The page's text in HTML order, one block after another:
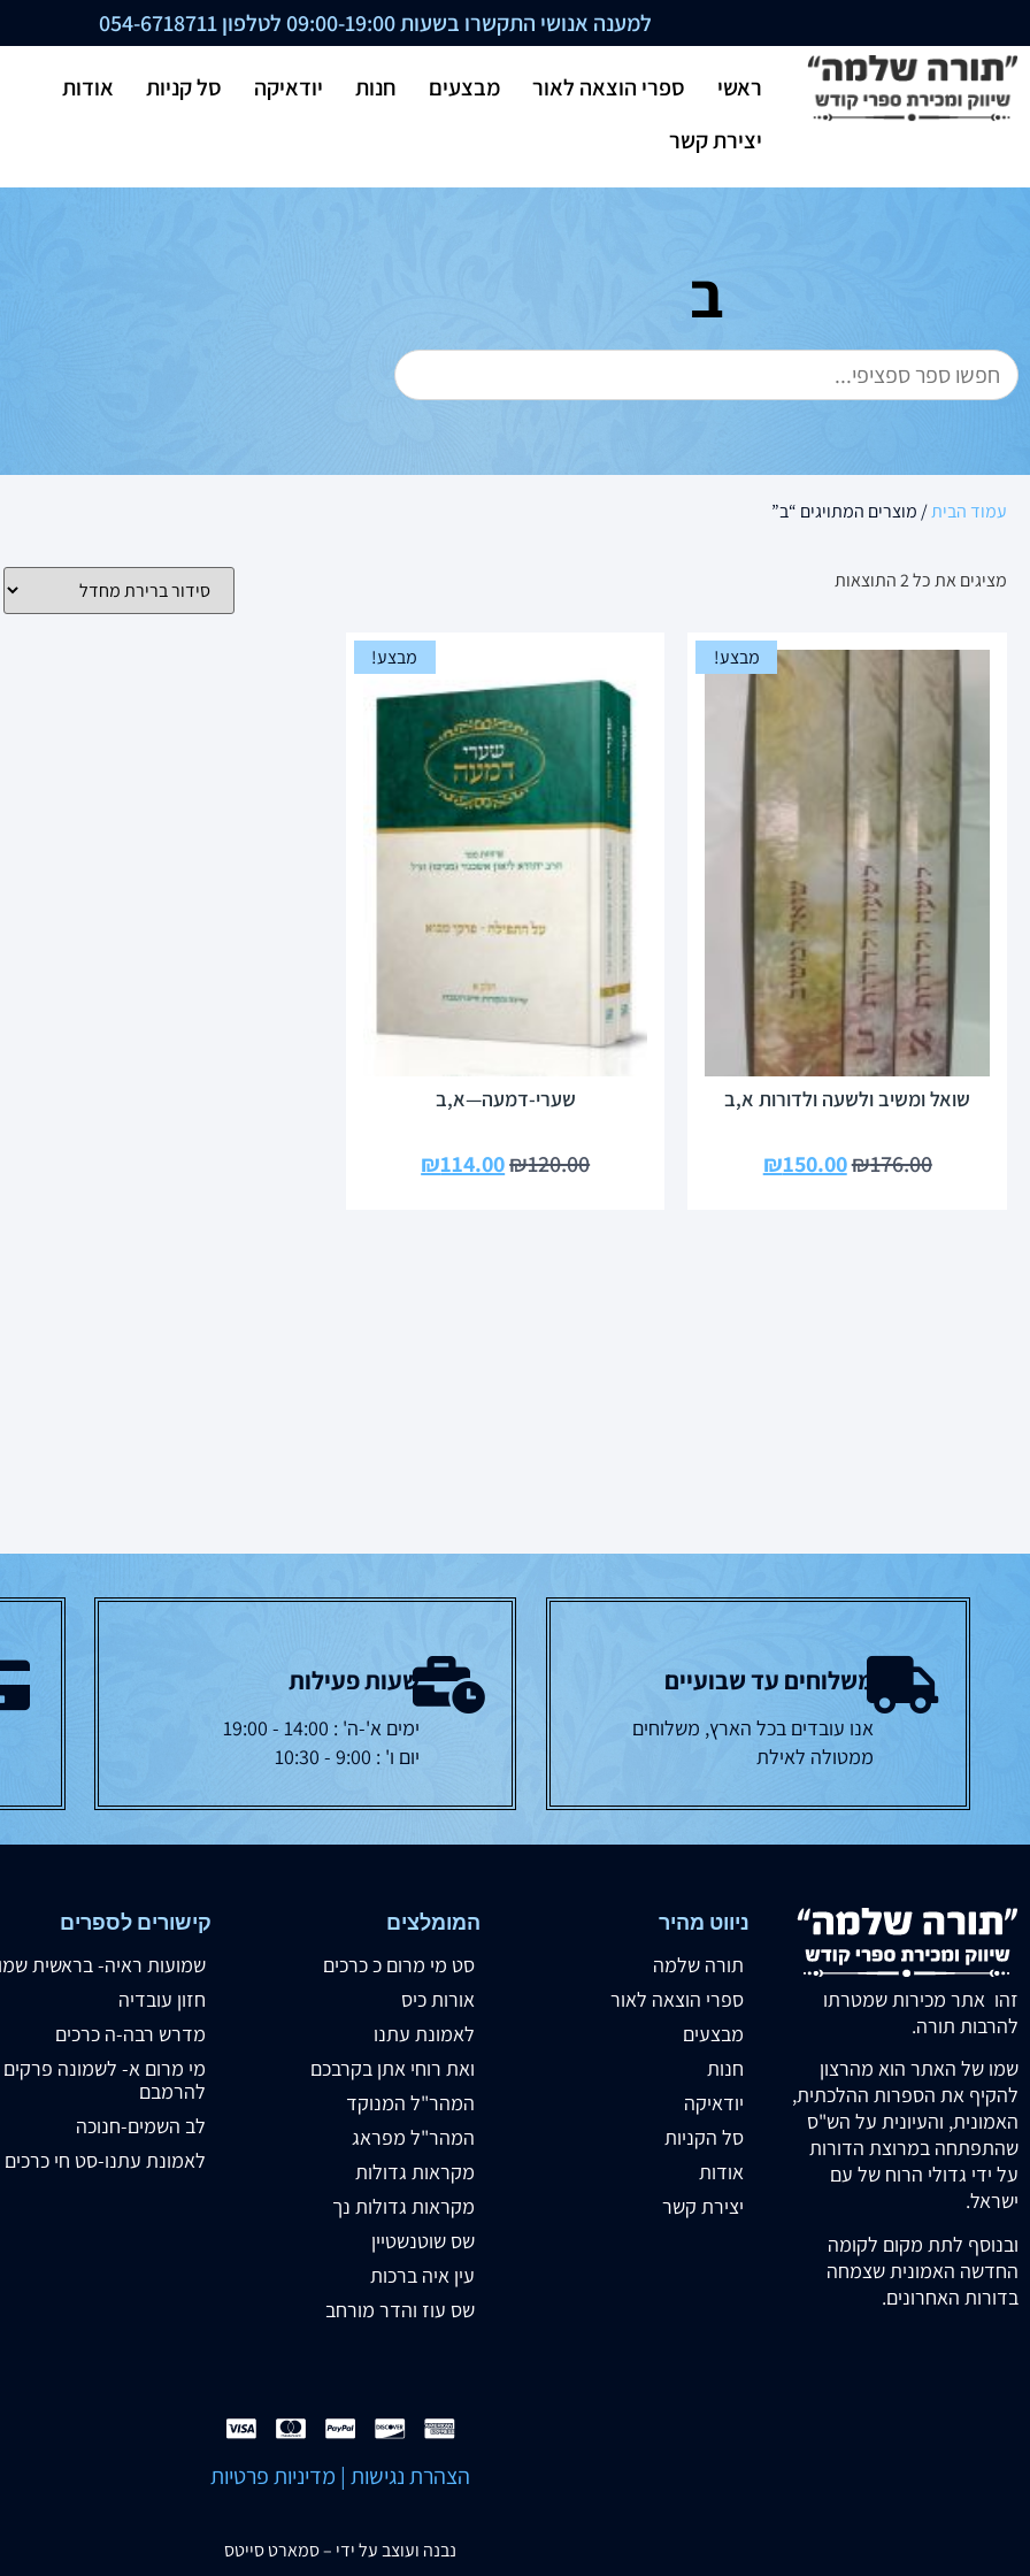
למענה אנושי התקשרו בשעות 09:00-19:00 לטלפון 054-6718711
ראשי ספרי הוצאה לאור מבצעים חנות יודאיקה סל קניות
אודות
יצירת קשר
ב
עמוד הבית/ מוצרים המתויגים “ב”
מציגים את כל ⁦2⁩ התוצאות
מבצע!
שואל ומשיב ולשעה ולדורות א,ב
₪176.00
₪150.00
מבצע!
שערי-דמעה—א,ב
₪120.00
₪114.00
משלוחים עד שבועיים
אנו עובדים בכל הארץ, משלוחים
ממטולה לאילת
שעות פעילות
ימים א'-ה' : 14:00 - 19:00
יום ו' : 9:00 - 10:30
זהו אתר מכירות שמטרתו
להרבות תורה.
שמו של האתר הוא מהרצון
להקיף את הספרות ההלכתית,
האמונית, והעיונית על הש"ס
שהתפתחה במרוצת הדורות
על ידי גדולי הרוח של עם
ישראל.
ובנוסף לתת מקום לקומה
החדשה האמונית שצמחה
בדורות האחרונים.
ניווט מהיר
תורה שלמה
ספרי הוצאה לאור
מבצעים
חנות
יודאיקה
סל הקניות
אודות
יצירת קשר
המומלצים
סט מי מרום כ כרכים
אורות כיס
לאמונת עתנו
ואת רוחי אתן בקרבכם
המהר"ל המנוקד
המהר"ל מפראג
מקראות גדולות
מקראות גדולות נך
שס שוטנשטיין
עין איה ברכות
שס עוז והדר מורחב
קישורים לספרים
שמועות ראיה- בראשית
חזון עובדיה
מדרש רבה-ה כרכים
מי מרום א- לשמונה פרקים
להרמבם
לב השמים-חנוכה
לאמונת עתנו-סט חי כרכים
הצהרת נגישות | מדיניות פרטיות
נבנה ועוצב על ידי –סמארט סייטס